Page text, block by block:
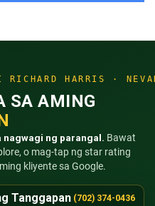
RICHARD HARRIS ·
SA AMING
nagwagi ng parangal. Bawat
o mag-tap ng star rating
kliyente sa Google.
Tanggapan (702) 374-0436